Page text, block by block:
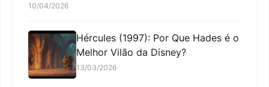
10/04/2026
Hércules (1997): Por Que Hades é o
Melhor Vilão da Disney?
13/03/2026